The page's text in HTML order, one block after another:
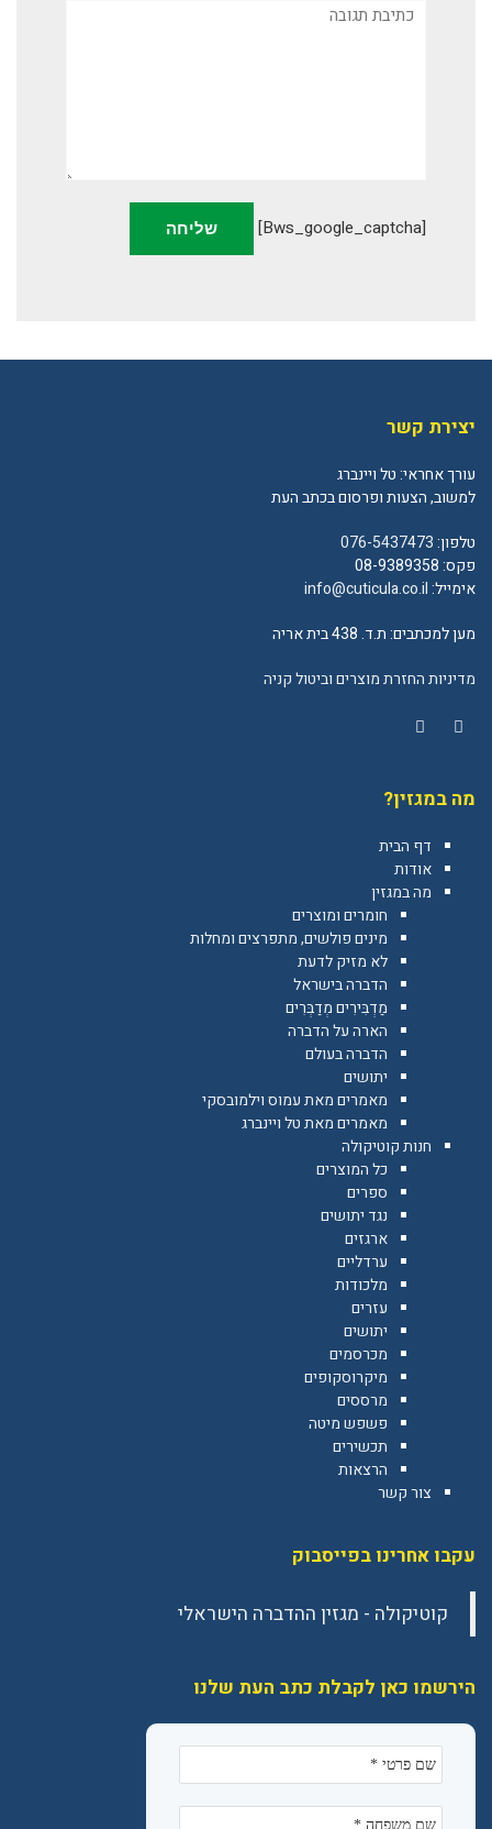
תגובה
[bws_google_captcha]
יצירת קשר
עורך אחראי: טל ויינברג
למשוב, הצעות ופרסום בכתב העת
טלפון:076-5437473
פקס: 08-9389358
אימייל:info@cuticula.co.il
מען למכתבים: ת.ד. 438 בית אריה
מדיניות החזרת מוצרים וביטול קניה
מה במגזין?
דף הבית
אודות
מה במגזין
חומרים ומוצרים
מינים פולשים, מתפרצים ומחלות
לא מזיק לדעת
הדברה בישראל
מַדְבִּירִים מְדַבְּרִים
הארה על הדברה
הדברה בעולם
יתושים
מאמרים מאת עמוס וילמובסקי
מאמרים מאת טל ויינברג
חנות קוטיקולה
כל המוצרים
ספרים
נגד יתושים
ארגזים
ערדליים
מלכודות
עזרים
יתושים
מכרסמים
מיקרוסקופים
מרססים
פשפש מיטה
תכשירים
הרצאות
צור קשר
עקבו אחרינו בפייסבוק
הירשמו כאן לקבלת כתב העת שלנו